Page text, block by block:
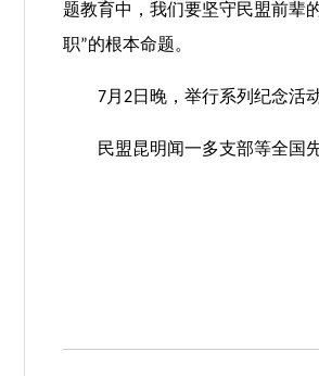
题教育中，我们要坚守民盟前辈
职”的根本命题。
7月2日晚，举行系列纪念活
民盟昆明闻一多支部等全国